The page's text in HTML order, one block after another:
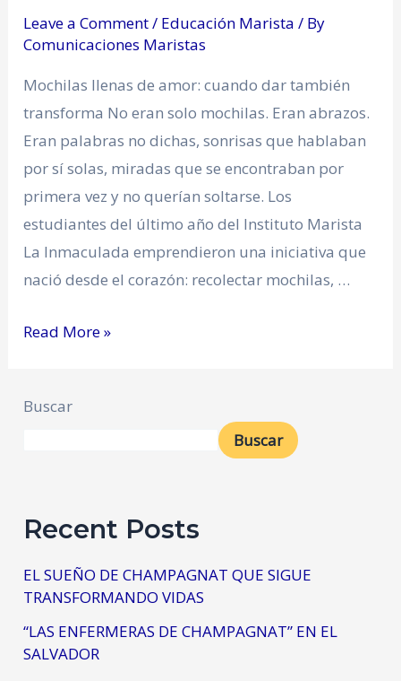
Leave a Comment/ Educación Marista / By
Comunicaciones Maristas
Mochilas llenas de amor: cuando dar también
transforma No eran solo mochilas. Eran abrazos.
Eran palabras no dichas, sonrisas que hablaban
por sí solas, miradas que se encontraban por
primera vez y no querían soltarse. Los
estudiantes del último año del Instituto Marista
La Inmaculada emprendieron una iniciativa que
nació desde el corazón: recolectar mochilas, …
Read More »
Buscar
Buscar
Recent Posts
EL SUEÑO DE CHAMPAGNAT QUE SIGUE
TRANSFORMANDO VIDAS
“LAS ENFERMERAS DE CHAMPAGNAT” EN EL
SALVADOR